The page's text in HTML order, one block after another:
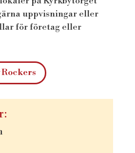
uppvisningar eller
för företag eller
Rockers